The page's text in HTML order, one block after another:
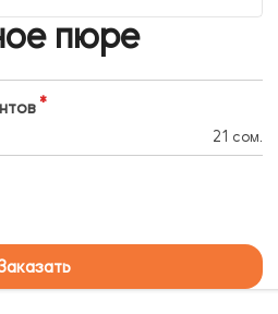
пюре
21 сом.